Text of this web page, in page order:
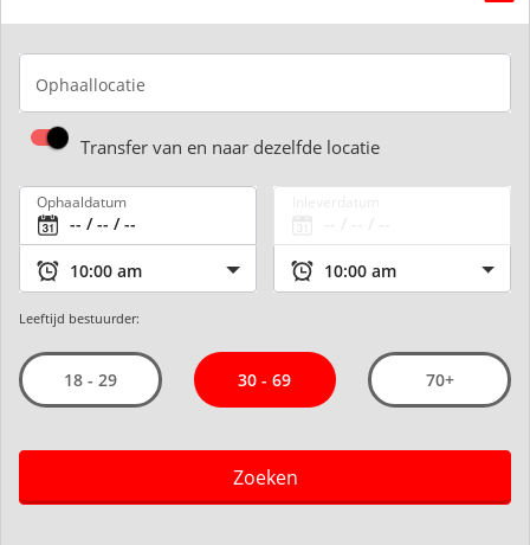
Ophaallocatie
Transfer van en naar dezelfde locatie
Ophaaldatum
Leeftijd bestuurder:
18 - 29 30 - 69 70+
Zoeken